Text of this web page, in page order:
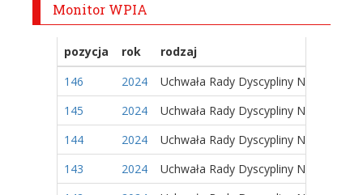
Monitor WPIA
pozycja rok
rodzaj
146
2024
Uchwała Rady Dyscypliny Naukowej
145
2024
Uchwała Rady Dyscypliny Naukowej
144
2024
Uchwała Rady Dyscypliny Naukowej
143
2024
Uchwała Rady Dyscypliny Naukowej